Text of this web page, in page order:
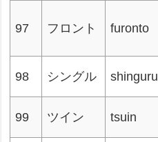
97 フロント furonto
98 シングル shinguru
99 ツイン tsuin